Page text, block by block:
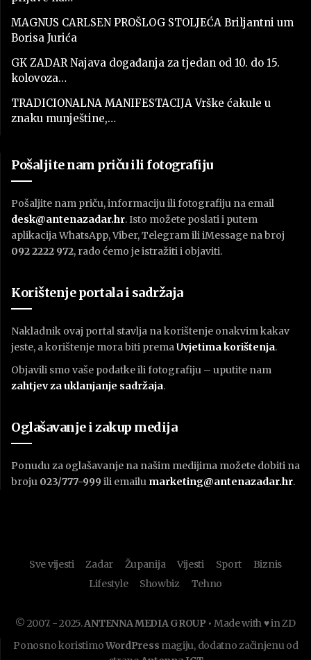
MAGNUS CARLSEN PROŠLOG STOLJEĆA Briljantni um
Borisa Jurića
GK ZADAR Najava događanja za tjedan od 10. do 15.
kolovoza…
TRADICIONALNA MANIFESTACIJA Vrške ćakule u
znaku munještine,…
Pošaljite nam priču ili fotografiju
Pošaljite nam priču, informaciju ili fotografiju na email
desk@antenazadar.hr. Isto možete poslati i putem
aplikacija WhatsApp, Viber, Telegram ili iMessage na broj
092 2222 972, rado ćemo je istražiti i objaviti.
Korištenje portala i sadržaja
Nakladnik ovaj portal stavlja na korištenje onakvim kakav
jeste, a korištenje mora biti premaUvjetima korištenja.
Objavili smo vaše podatke ili fotografiju – uputite nam
zahtjev za uklanjanje sadržaja.
Oglašavanje i zakup medija
Ponudu za oglašavanje na našim medijima možete dobiti na
broju 023/777-999 ili emailu marketing@antenazadar.hr.
Sve vijesti Zadar Županija Vijesti Sport
Biznis
Lifestyle
Showbiz Tehno
© 2007. - 2025.ANTENNA MEDIA GROUP • Made with ♥ in ZD
Ponosno koristimoWordPress magiju, dodatno začinjenu od